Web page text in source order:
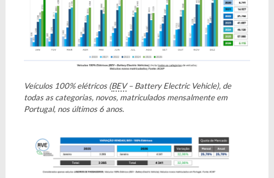
Veículos 100% elétricos (BEV– Battery Electric Vehicle), de
todas as categorias, novos, matriculados mensalmente em
Portugal, nos últimos 6 anos.